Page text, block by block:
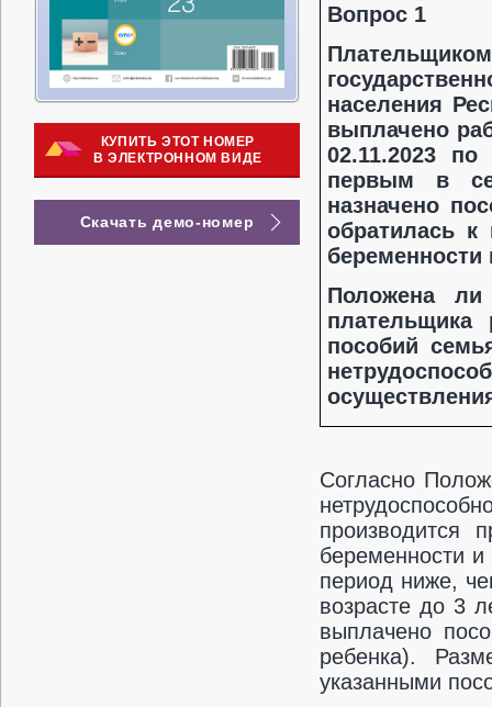
КУПИТЬ ЭТОТ НОМЕР
В ЭЛЕКТРОННОМ ВИДЕ
Скачать демо-номер
Вопрос 1
населения
выплачено
02.11.2023 по
первым в
назначено
обратилась
Положена ли
плательщика
пособий
Согласно
производится
беременности и
период ниже,
возрасте до 3
выплачено
ребенка).
указанными